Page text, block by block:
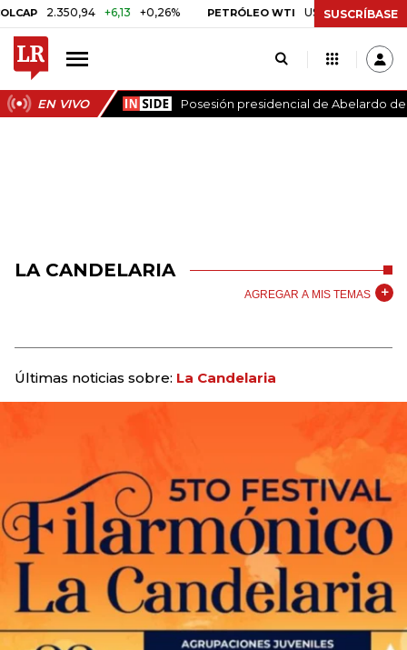
2.350,94 +6,13 +0,26% PETRÓLEO WTI US$ 78,01 US$ 2,92
SUSCRÍBASE
EN VIVO Posesión presidencial de Abelardo de
LA CANDELARIA
AGREGAR A MIS TEMAS
Últimas noticias sobre: La Candelaria